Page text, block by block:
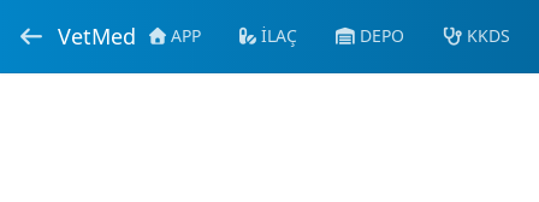
VetMed APP İLAÇ DEPO KKDS